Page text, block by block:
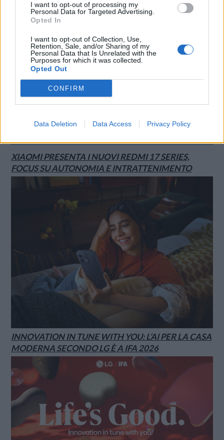
I want to opt-out of processing my
Personal Data for Targeted Advertising.
Opted In
I want to opt-out of Collection, Use,
Retention, Sale, and/or Sharing of my
Personal Data that Is Unrelated with the
Purposes for which it was collected.
Opted Out
CONFIRM
Data Deletion Data Access Privacy Policy
XIAOMI PRESENTA I NUOVI REDMI 17 SERIES,
FOCUS SU AUTONOMIA E INTRATTENIMENTO
INNOVATION IN TUNE WITH YOU: L’AI PER LA CASA
MODERNA SECONDO LG È A IFA 2026